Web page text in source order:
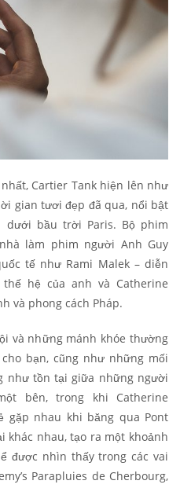
Cartier Tank hiện lên như
gian tươi đẹp đã qua, nổi bật
bầu trời Paris. Bộ phim
làm phim người Anh Guy
tế như Rami Malek – diễn
hệ của anh và Catherine
và phong cách Pháp.
và những mánh khóe thường
bạn, cũng như những mối
như tồn tại giữa những người
bên, trong khi Catherine
gặp nhau khi băng qua Pont
khác nhau, tạo ra một khoảnh
được nhìn thấy trong các vai
Parapluies de Cherbourg,